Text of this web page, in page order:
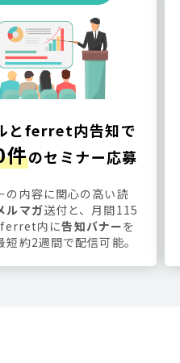
とferret内告知で
件のセミナー応募
の内容に関心の高い読
ルマガ送付と、月間115
ferret内に告知バナーを
短約2週間で配信可能。